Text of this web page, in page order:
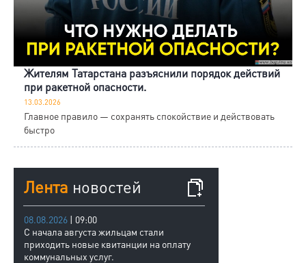
Жителям Татарстана разъяснили порядок действий
при ракетной опасности.
13.03.2026
Главное правило — сохранять спокойствие и действовать
быстро
Лента новостей
08.08.2026 | 09:00
С начала августа жильцам стали
приходить новые квитанции на оплату
коммунальных услуг.